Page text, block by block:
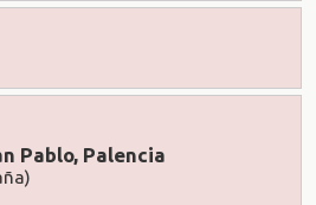
Pablo, Palencia